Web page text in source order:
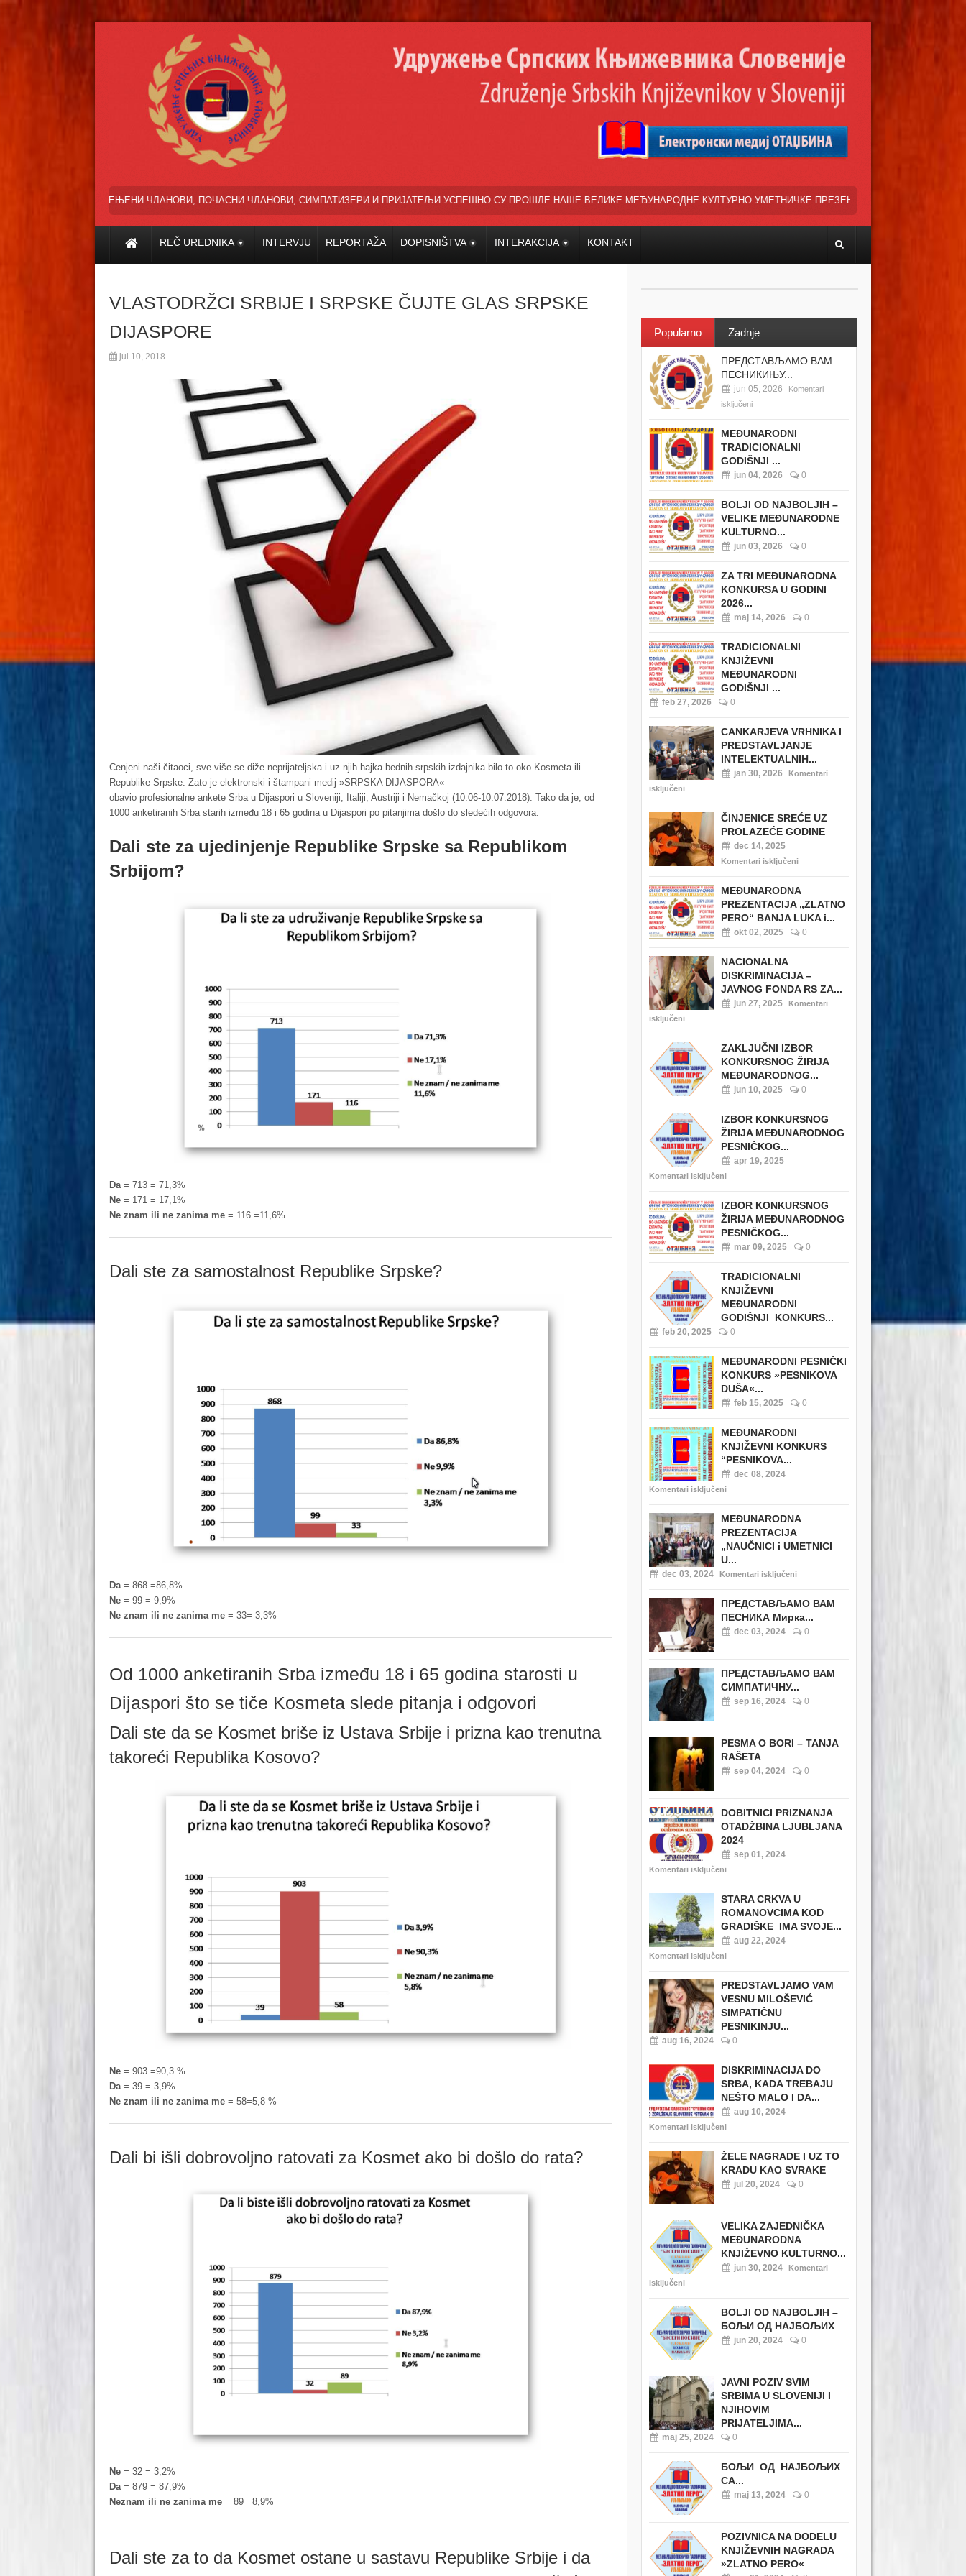
ЦЕЊЕНИ ЧЛАНОВИ, ПОЧАСНИ ЧЛАНОВИ, СИМПАТИЗЕРИ И ПРИЈАТЕЉИ УСПЕШНО СУ ПРОШЛЕ НАШЕ ВЕЛИКЕ МЕЂУНАРОДНЕ КУЛТУРНО УМЕТНИЧКЕ ПРЕЗЕНТАЦИЈЕ »ВЕСЕЛИ ДАНИ СРПСКЕ ДИЈАСПОРЕ« НАША
REČ UREDNIKA INTERVJU REPORTAŽA DOPISNIŠTVA INTERAKCIJA KONTAKT
VLASTODRŽCI SRBIJE I SRPSKE ČUJTE GLAS SRPSKE
DIJASPORE
jul 10, 2018
Cenjeni naši čitaoci, sve više se diže neprijateljska i uz njih hajka bednih srpskih izdajnika bilo to oko Kosmeta ili
Republike Srpske. Zato je elektronski i štampani medij »SRPSKA DIJASPORA«
obavio profesionalne ankete Srba u Dijaspori u Sloveniji, Italiji, Austriji i Nemačkoj (10.06-10.07.2018). Tako da je, od
1000 anketiranih Srba starih između 18 i 65 godina u Dijaspori po pitanjima došlo do sledećih odgovora:
Dali ste za ujedinjenje Republike Srpske sa Republikom
Srbijom?
Da= 713 = 71,3%
Ne = 171 = 17,1%
Ne znam ili ne zanima me = 116 =11,6%
Dali ste za samostalnost Republike Srpske?
Da= 868 =86,8%
Ne = 99 = 9,9%
Ne znam ili ne zanima me = 33= 3,3%
Od 1000 anketiranih Srba između 18 i 65 godina starosti u
Dijaspori što se tiče Kosmeta slede pitanja i odgovori
Dali ste da se Kosmet briše iz Ustava Srbije i prizna kao trenutna
takoreći Republika Kosovo?
Ne = 903 =90,3 %
Da= 39 = 3,9%
Ne znam ili ne zanima me = 58=5,8 %
Dali bi išli dobrovoljno ratovati za Kosmet ako bi došlo do rata?
Ne = 32 = 3,2%
Da= 879 = 87,9%
Neznam ili ne zanima me = 89= 8,9%
Dali ste za to da Kosmet ostane u sastavu Republike Srbije i da
Popularno Zadnje
ПРЕДСТАВЉАМО ВАМ
ПЕСНИКИЊУ...
jun 05, 2026
Komentari
isključeni
MEĐUNARODNI
TRADICIONALNI
GODIŠNJI ...
jun 04, 2026 0
BOLJI OD NAJBOLJIH –
VELIKE MEĐUNARODNE
KULTURNO...
jun 03, 2026 0
ZA TRI MEĐUNARODNA
KONKURSA U GODINI
2026...
maj 14, 2026 0
TRADICIONALNI
KNJIŽEVNI
MEĐUNARODNI
GODIŠNJI ...
feb 27, 2026 0
CANKARJEVA VRHNIKA I
PREDSTAVLJANJE
INTELEKTUALNIH...
jan 30, 2026
Komentari
isključeni
ČINJENICE SREĆE UZ
PROLAZEĆE GODINE
dec 14, 2025
Komentari isključeni
MEĐUNARODNA
PREZENTACIJA „ZLATNO
PERO“ BANJA LUKA i...
okt 02, 2025 0
NACIONALNA
DISKRIMINACIJA –
JAVNOG FONDA RS ZA...
jun 27, 2025
Komentari
isključeni
ZAKLJUČNI IZBOR
KONKURSNOG ŽIRIJA
MEĐUNARODNOG...
jun 10, 2025 0
IZBOR KONKURSNOG
ŽIRIJA MEĐUNARODNOG
PESNIČKOG...
apr 19, 2025
Komentari isključeni
IZBOR KONKURSNOG
ŽIRIJA MEĐUNARODNOG
PESNIČKOG...
mar 09, 2025 0
TRADICIONALNI
KNJIŽEVNI
MEĐUNARODNI
GODIŠNJI KONKURS...
feb 20, 2025 0
MEĐUNARODNI PESNIČKI
KONKURS »PESNIKOVA
DUŠA«...
feb 15, 2025 0
MEĐUNARODNI
KNJIŽEVNI KONKURS
“PESNIKOVA...
dec 08, 2024
Komentari isključeni
MEĐUNARODNA
PREZENTACIJA
„NAUČNICI i UMETNICI
U...
dec 03, 2024 Komentari isključeni
ПРЕДСТАВЉАМО ВАМ
ПЕСНИКА Мирка...
dec 03, 2024 0
ПРЕДСТАВЉАМО ВАМ
СИМПАТИЧНУ...
sep 16, 2024 0
PESMA O BORI – TANJA
RAŠETA
sep 04, 2024 0
DOBITNICI PRIZNANJA
OTADŽBINA LJUBLJANA
2024
sep 01, 2024
Komentari isključeni
STARA CRKVA U
ROMANOVCIMA KOD
GRADIŠKE IMA SVOJE...
aug 22, 2024
Komentari isključeni
PREDSTAVLJAMO VAM
VESNU MILOŠEVIĆ
SIMPATIČNU
PESNIKINJU...
aug 16, 2024 0
DISKRIMINACIJA DO
SRBA, KADA TREBAJU
NEŠTO MALO I DA...
aug 10, 2024
Komentari isključeni
ŽELE NAGRADE I UZ TO
KRADU KAO SVRAKE
jul 20, 2024 0
VELIKA ZAJEDNIČKA
MEĐUNARODNA
KNJIŽEVNO KULTURNO...
jun 30, 2024
Komentari
isključeni
BOLJI OD NAJBOLJIH –
БОЉИ ОД НАЈБОЉИХ
jun 20, 2024 0
JAVNI POZIV SVIM
SRBIMA U SLOVENIJI I
NJIHOVIM
PRIJATELJIMA...
maj 25, 2024 0
БОЉИ ОД НАЈБОЉИХ
СА...
maj 13, 2024 0
POZIVNICA NA DODELU
KNJIŽEVNIH NAGRADA
»ZLATNO PERO«